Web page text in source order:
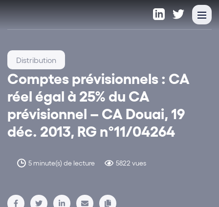
Comptes prévisionnels : CA
réel égal à 25% du CA
prévisionnel – CA Douai, 19
déc. 2013, RG n°11/04264
5 minute(s) de lecture 5822 vues
Distribution